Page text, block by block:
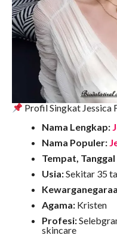
Profil Singkat Jessica
Nama Lengkap:
Nama Populer:
Tempat,
Usia:Sekitar 35
Agama:Kristen
Profesi:
skincare